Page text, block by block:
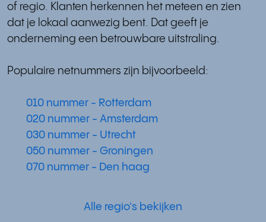
of regio. Klanten herkennen het meteen en zien
dat je lokaal aanwezig bent. Dat geeft je
onderneming een betrouwbare uitstraling.
Populaire netnummers zijn bijvoorbeeld:
010 nummer - Rotterdam
020 nummer - Amsterdam
030 nummer - Utrecht
050 nummer - Groningen
070 nummer - Den haag
Alle regio's bekijken